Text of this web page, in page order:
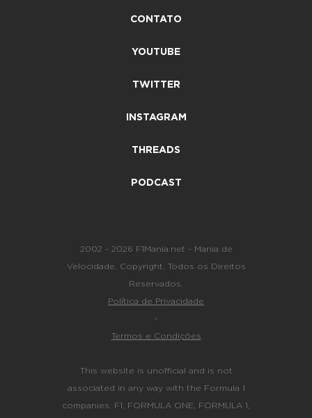
CONTATO
YOUTUBE
TWITTER
INSTAGRAM
THREADS
PODCAST
2002 - 2026 F1Mania.net - Mania de
Velocidade. Copyright. Todos os Direitos
Reservados.
Política de Privacidade
-
Termos e Condições
This website is unofficial and is not
associated in any way with the Formula 1
companies. F1, FORMULA ONE, FORMULA 1,